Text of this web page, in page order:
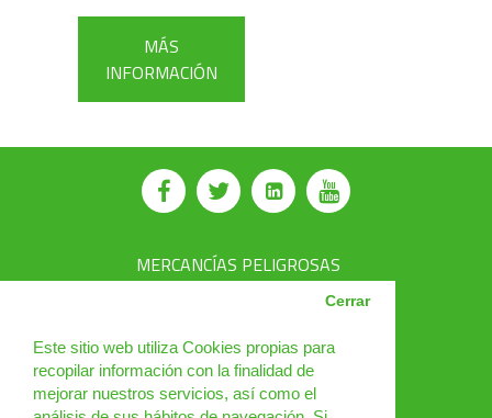
Este sitio web utiliza Cookies propias para
recopilar información con la finalidad de
mejorar nuestros servicios, así como el
Cerrar
MÁS
INFORMACIÓN
MERCANCÍAS PELIGROSAS
PRODUCTOS
CURSOS